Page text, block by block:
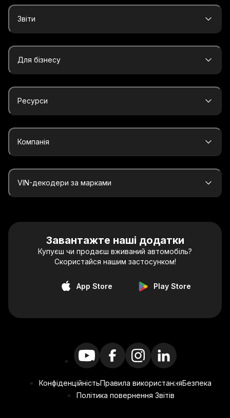
Звіти
Для бізнесу
Ресурси
Компанія
VIN-декодери за марками
Завантажте наші додатки
Купуєш чи продаєш вживаний автомобіль?
Скористайся нашим застосунком!
App Store Play Store
КонфіденційністьПравила використанняБезпека
Політика повернення Звітів